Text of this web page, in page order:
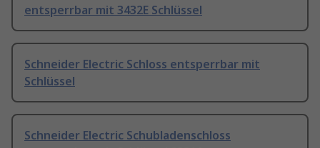
entsperrbar mit 3432E Schlüssel
Schneider Electric Schloss entsperrbar mit
Schlüssel
Schneider Electric Schubladenschloss